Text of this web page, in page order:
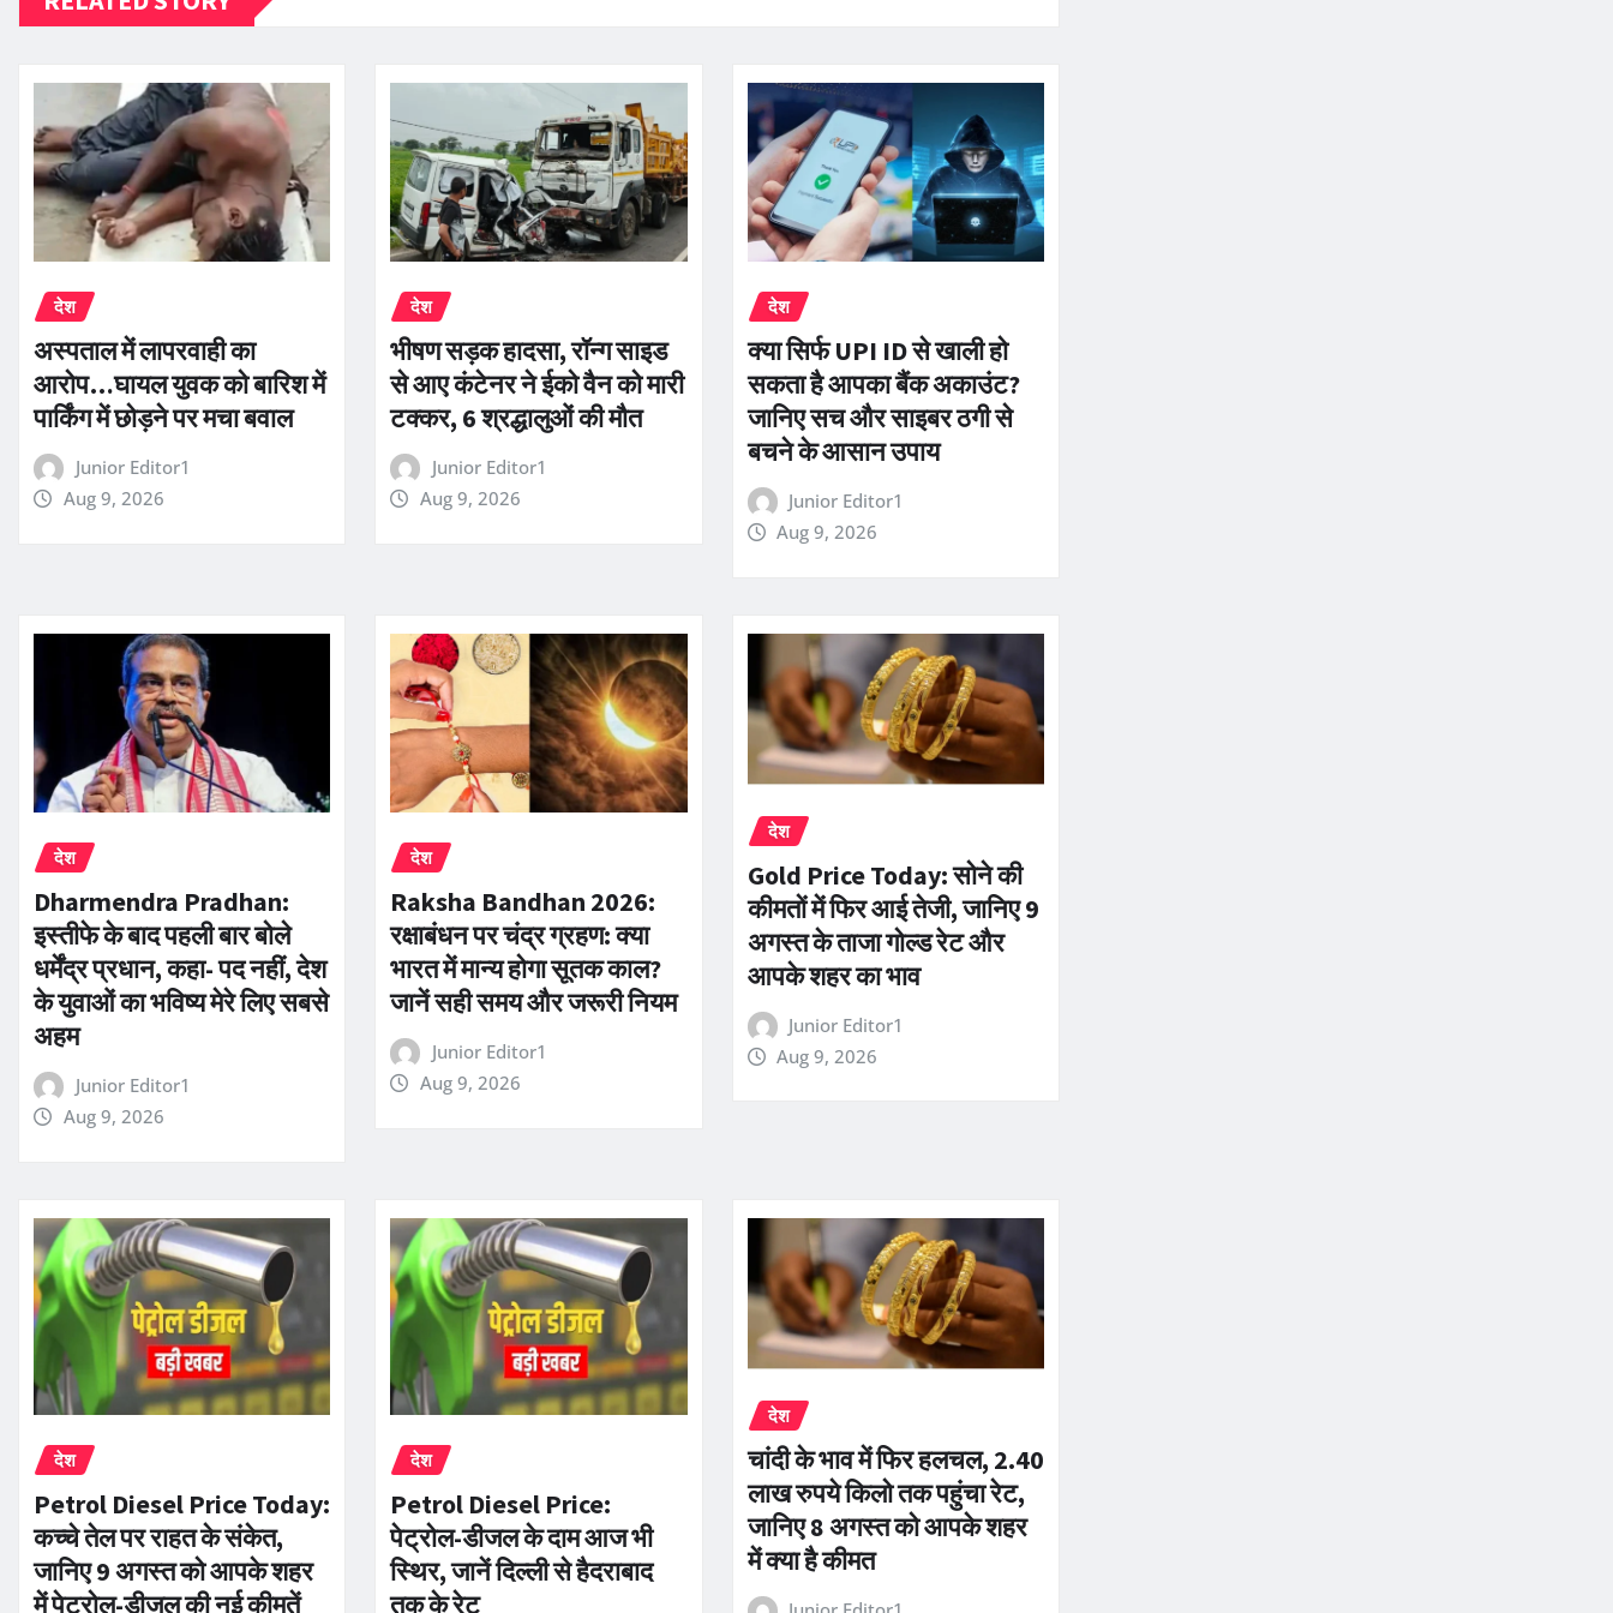
देश
अस्पताल में लापरवाही का
आरोप…घायल युवक को बारिश में
पार्किंग में छोड़ने पर मचा बवाल
Junior Editor1
Aug 9, 2026
देश
भीषण सड़क हादसा, रॉन्ग साइड
से आए कंटेनर ने ईको वैन को मारी
टक्कर, 6 श्रद्धालुओं की मौत
Junior Editor1
Aug 9, 2026
देश
क्या सिर्फ UPI ID से खाली हो
सकता है आपका बैंक अकाउंट?
जानिए सच और साइबर ठगी से
बचने के आसान उपाय
Junior Editor1
Aug 9, 2026
देश
Dharmendra Pradhan:
इस्तीफे के बाद पहली बार बोले
धर्मेंद्र प्रधान, कहा- पद नहीं, देश
के युवाओं का भविष्य मेरे लिए सबसे
अहम
Junior Editor1
Aug 9, 2026
देश
Raksha Bandhan 2026:
रक्षाबंधन पर चंद्र ग्रहण: क्या
भारत में मान्य होगा सूतक काल?
जानें सही समय और जरूरी नियम
Junior Editor1
Aug 9, 2026
देश
Gold Price Today: सोने की
कीमतों में फिर आई तेजी, जानिए 9
अगस्त के ताजा गोल्ड रेट और
आपके शहर का भाव
Junior Editor1
Aug 9, 2026
देश
Petrol Diesel Price Today:
कच्चे तेल पर राहत के संकेत,
जानिए 9 अगस्त को आपके शहर
में पेट्रोल-डीजल की नई कीमतें
देश
Petrol Diesel Price:
पेट्रोल-डीजल के दाम आज भी
स्थिर, जानें दिल्ली से हैदराबाद
तक के रेट
देश
चांदी के भाव में फिर हलचल, 2.40
लाख रुपये किलो तक पहुंचा रेट,
जानिए 8 अगस्त को आपके शहर
में क्या है कीमत